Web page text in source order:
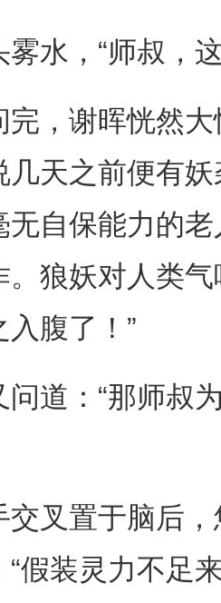
水，“师叔，
谢晖恍然大
几天之前便有
无自保能力的
。狼妖对人类
腹了！”
：“那师叔为
置于脑后，
“假装灵力不足